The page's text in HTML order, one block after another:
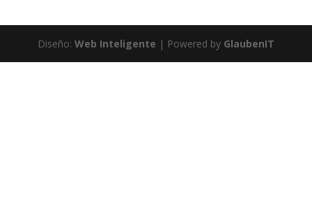
Diseño: Web Inteligente | Powered by GlaubenIT